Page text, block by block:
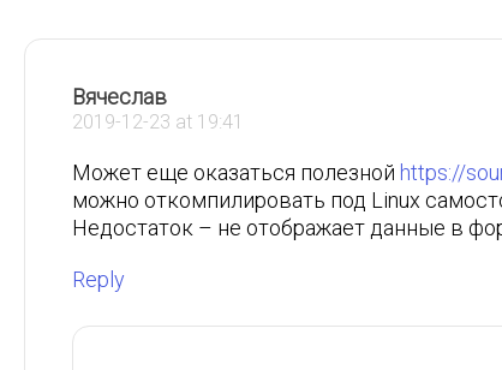
Вячеслав
2019-12-23 at 19:41
Может еще оказаться полезной https://
можно откомпилировать под Linux
Недостаток – не отображает данные в
Reply